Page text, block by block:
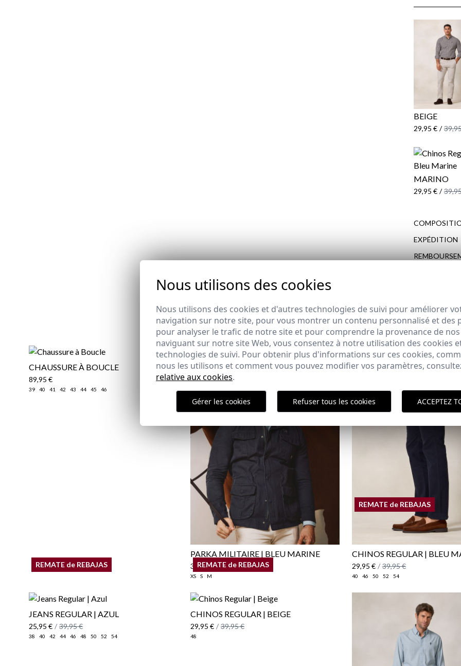
BEIGE
29,95 € /
MARINO
29,95 € /
EXPÉDITION
ici
COMPLÉTEZ VOTRE LOOK
CHAUSSURE À BOUCLE
89,95 €
39 40 41 42 43 44 45 46
PARKA MILITAIRE | BLEU MARINE
39,95 € / 59,95 €
XS S M
REMATE de REBAJAS
CHINOS REGULAR | BLEU
29,95 € / 39,95 €
40 46 50 52 54
REMATE de REBAJAS
JEANS REGULAR | AZUL
25,95 € / 39,95 €
38 40 42 44 46 48 50 52 54
REMATE de REBAJAS
CHINOS REGULAR | BEIGE
29,95 € / 39,95 €
48
Nous utilisons des cookies
Nous utilisons des cookies et d'autres technologies de suivi pour améliorer
navigation sur notre site, pour vous montrer un contenu personnalisé et des
pour analyser le trafic de notre site et pour comprendre la provenance de nos
naviguant sur notre site Web, vous consentez à notre utilisation des cookies
technologies de suivi. Pour obtenir plus d'informations sur ces cookies,
nous les utilisons et comment vous pouvez modifier vos paramètres,
relative aux cookies.
Gérer les cookies Refuser tous les cookies ACCEPTEZ